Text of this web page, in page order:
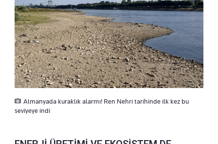
Almanyada kuraklık alarmı! Ren Nehri tarihinde ilk kez bu
seviyeye indi